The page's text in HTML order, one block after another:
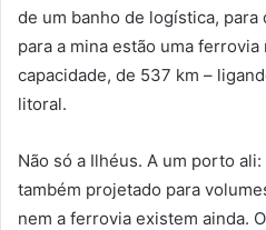
de um banho de logística,
para a mina estão uma
capacidade, de 537 km –
litoral.
Não só a Ilhéus. A um porto
também projetado para
nem a ferrovia existem ainda.